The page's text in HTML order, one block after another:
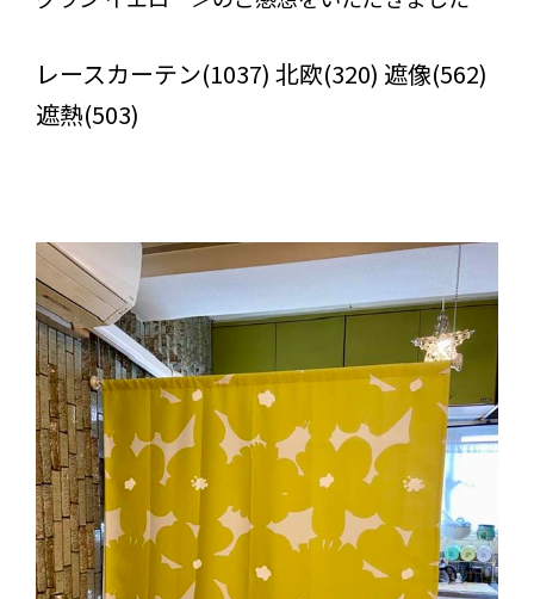
レースカーテン(1037) 北欧(320) 遮像(562)
遮熱(503)